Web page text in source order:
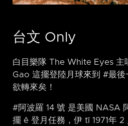
台文 Only
白目樂隊 The White Eyes 主
Gao 這擺登陸月球來到 #最後
欲轉來矣！
#阿波羅 14 號 是美國 NASA
擺 ê 登月任務，伊 tī 1971年